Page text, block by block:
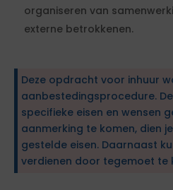
organiseren van
externe betrokkenen.
Deze opdracht voor inhuur
aanbestedingsprocedure.
specifieke eisen en wensen
aanmerking te komen, dien
gestelde eisen. Daarnaast
verdienen door tegemoet te